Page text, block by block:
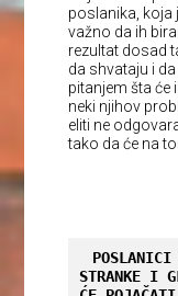
poslanika, koja
važno da ih
rezultat dosad
da shvataju i
pitanjem šta će
neki njihov
eliti ne
tako da će na
POSLANICI
STRANKE I